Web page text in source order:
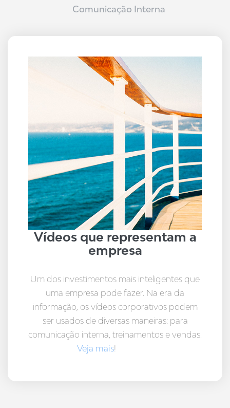
Comunicação Interna
Vídeos que representam a
empresa
Um dos investimentos mais inteligentes que
uma empresa pode fazer. Na era da
informação, os vídeos corporativos podem
ser usados de diversas maneiras: para
comunicação interna, treinamentos e vendas.
Veja mais!